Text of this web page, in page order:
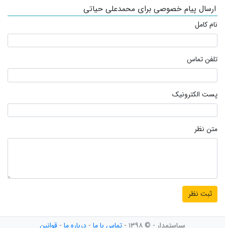
ارسال پیام خصوصی برای محمدعلی حیاتی
نام کامل
تلفن تماس
پست الکترونیک
متن نظر
سیاستمدار - © ۱۳۹۸ - تماس با ما - درباره ما - قوانین